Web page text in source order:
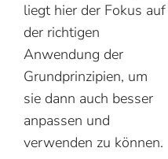
liegt hier der Fokus auf
der richtigen
Anwendung der
Grundprinzipien, um
sie dann auch besser
anpassen und
verwenden zu können.